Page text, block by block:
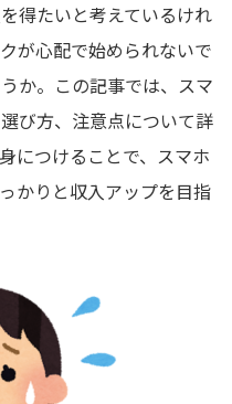
得たいと考えているけれ
が心配で始められないで
か。この記事では、スマ
び方、注意点について詳
につけることで、スマホ
かりと収入アップを目指